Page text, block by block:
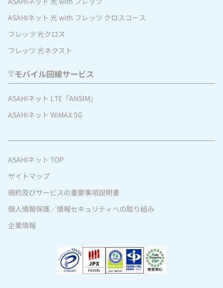
ASAHIネット 光 with フレッツ クロスコース
フレッツ 光クロス
フレッツ 光ネクスト
モバイル回線サービス
ASAHIネット LTE「ANSIM」
ASAHIネット WiMAX 5G
ASAHIネット TOP
サイトマップ
規約及びサービスの重要事項説明書
個人情報保護／情報セキュリティへの取り組み
企業情報